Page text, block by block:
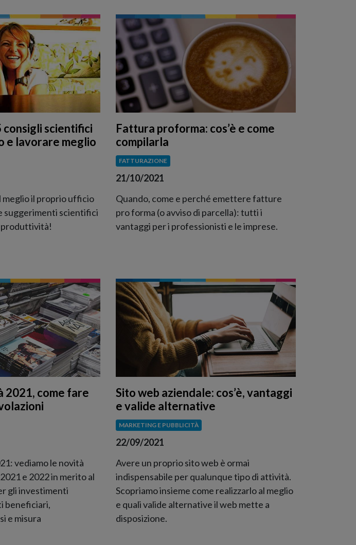
consigli scientifici
e lavorare meglio
meglio il proprio ufficio
suggerimenti scientifici
produttività!
Fattura proforma: cos’è e come
compilarla
FATTURAZIONE
21/10/2021
Quando, come e perché emettere fatture
pro forma (o avviso di parcella): tutti i
vantaggi per i professionisti e le imprese.
2021, come fare
vediamo le novità
e 2022 in merito al
gli investimenti
beneficiari,
e misura
Sito web aziendale: cos’è, vantaggi
e valide alternative
MARKETING E PUBBLICITÀ
22/09/2021
Avere un proprio sito web è ormai
indispensabile per qualunque tipo di attività.
Scopriamo insieme come realizzarlo al meglio
e quali valide alternative il web mette a
disposizione.